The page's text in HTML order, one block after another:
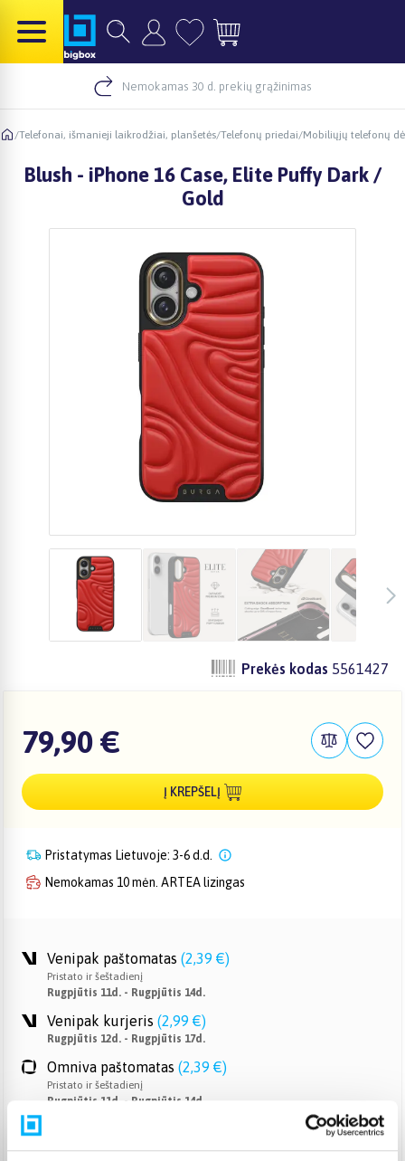
Nemokamas 30 d. prekių grąžinimas
/Telefonai, išmanieji laikrodžiai, planšetės/Telefonų priedai/Mobiliųjų telefonų
Blush - iPhone 16 Case, Elite Puffy Dark /
Gold
Prekės kodas 5561427
79,90 €
Į KREPŠELĮ
Pristatymas Lietuvoje: 3-6 d.d.
Nemokamas 10 mėn. ARTEA lizingas
Venipak paštomatas (2,39 €)
Pristato ir šeštadienį
Rugpjūtis 11d. - Rugpjūtis 14d.
Venipak kurjeris (2,99 €)
Rugpjūtis 12d. - Rugpjūtis 17d.
Omniva paštomatas (2,39 €)
Pristato ir šeštadienį
Rugpjūtis 11d. - Rugpjūtis 14d.
Pristato ir šeštadienį